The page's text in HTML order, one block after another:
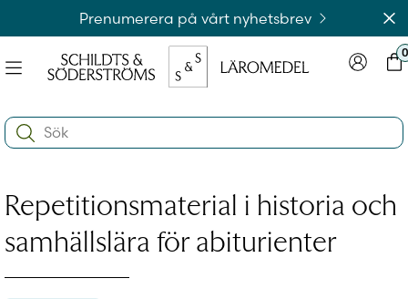
Prenumerera på vårt nyhetsbrev
Meny
Logga in på laromedel.fi
0
Search:
Repetitionsmaterial i historia och
samhällslära för abiturienter